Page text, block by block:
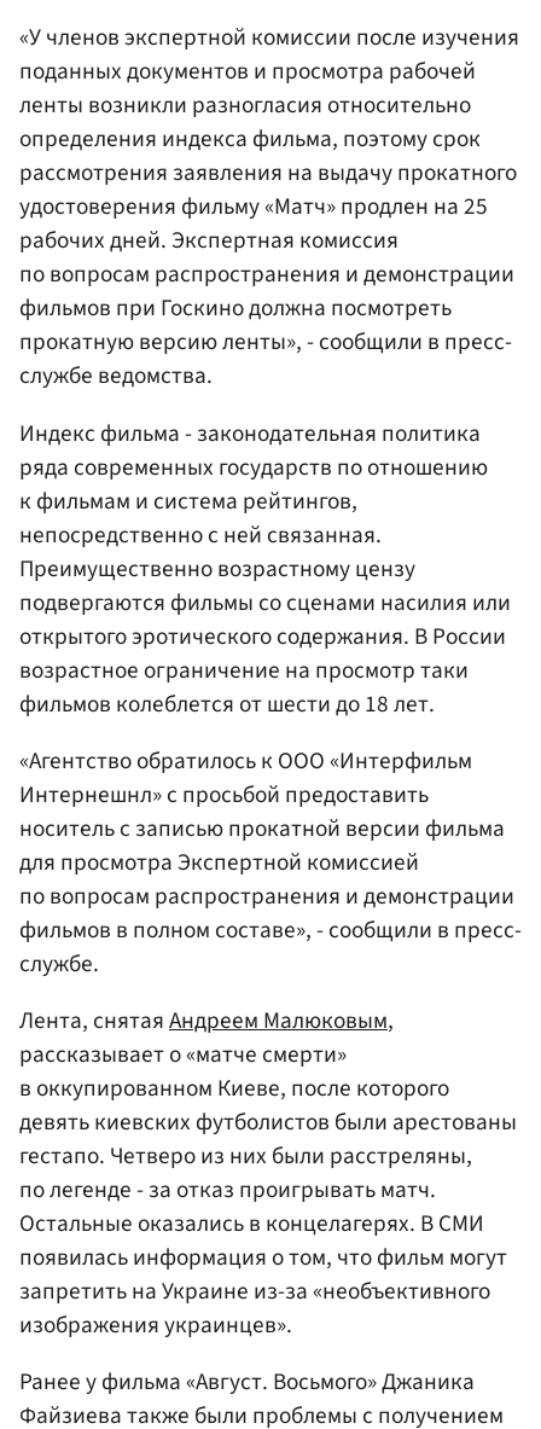
«У членов экспертной комиссии после изучения
поданных документов и просмотра рабочей
ленты возникли разногласия относительно
определения индекса фильма, поэтому срок
рассмотрения заявления на выдачу прокатного
удостоверения фильму «Матч» продлен на 25
рабочих дней. Экспертная комиссия
по вопросам распространения и демонстрации
фильмов при Госкино должна посмотреть
прокатную версию ленты», - сообщили в пресс-
службе ведомства.
Индекс фильма - законодательная политика
ряда современных государств по отношению
к фильмам и система рейтингов,
непосредственно с ней связанная.
Преимущественно возрастному цензу
подвергаются фильмы со сценами насилия или
открытого эротического содержания. В России
возрастное ограничение на просмотр таки
фильмов колеблется от шести до 18 лет.
«Агентство обратилось к ООО «Интерфильм
Интернешнл» с просьбой предоставить
носитель с записью прокатной версии фильма
для просмотра Экспертной комиссией
по вопросам распространения и демонстрации
фильмов в полном составе», - сообщили в пресс-
службе.
Лента, снятаяАндреем Малюковым,
рассказывает о «матче смерти»
в оккупированном Киеве, после которого
девять киевских футболистов были арестованы
гестапо. Четверо из них были расстреляны,
по легенде - за отказ проигрывать матч.
Остальные оказались в концелагерях. В СМИ
появилась информация о том, что фильм могут
запретить на Украине из-за «необъективного
изображения украинцев».
Ранее у фильма «Август. Восьмого» Джаника
Файзиева также были проблемы с получением